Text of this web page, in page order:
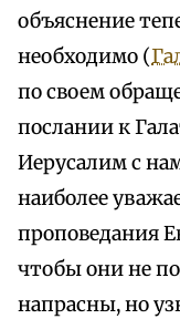
объяснение
необходимо (
по своем
послании к
Иерусалим с
наиболее
проповедания
чтобы они не
напрасны, но